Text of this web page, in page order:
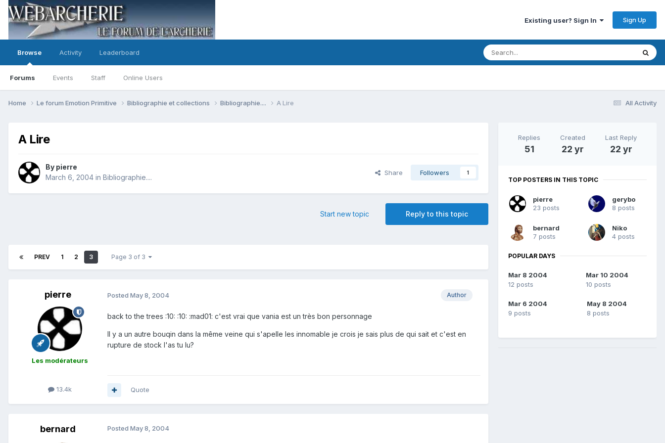
Existing user? Sign In Sign Up
Browse
Forums Events Staff Online Users
Activity Leaderboard
All Activity
Home Le forum Emotion Primitive Bibliographie et collections Bibliographie.... A Lire
A Lire
By pierre
March 6, 2004 in Bibliographie....
Share Followers 1
Reply to this topic
Start new topic
PREV 1 2 3 Page 3 of 3
pierre
Les modérateurs
13.4k
Author
Posted May 8, 2004
back to the trees :10: :10: :mad01: c'est vrai que vania est un très bon personnage
Il y a un autre bouqin dans la même veine qui s'apelle les innomable je crois je sais plus de qui sait et c'est en
rupture de stock l'as tu lu?
Quote
bernard Posted May 8, 2004
Replies
51
Created
22 yr
Last Reply
22 yr
TOP POSTERS IN THIS TOPIC
pierre
23 posts
gerybo
8 posts
bernard
7 posts
Niko
4 posts
POPULAR DAYS
Mar 8 2004
12 posts
Mar 10 2004
10 posts
Mar 6 2004
9 posts
May 8 2004
8 posts